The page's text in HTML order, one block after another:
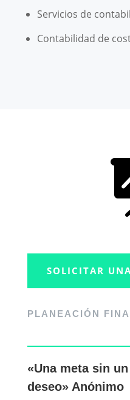
Servicios de
Contabilidad de
SOLICITAR
PLANEACIÓN
«Una meta sin
deseo» Anónimo